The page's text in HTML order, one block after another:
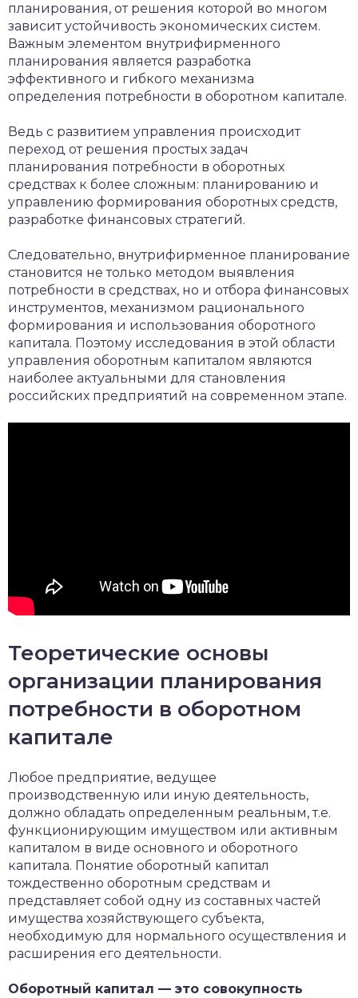
планирования, от решения которой во многом
зависит устойчивость экономических систем.
Важным элементом внутрифирменного
планирования является разработка
эффективного и гибкого механизма
определения потребности в оборотном капитале.
Ведь с развитием управления происходит
переход от решения простых задач
планирования потребности в оборотных
средствах к более сложным: планированию и
управлению формирования оборотных средств,
разработке финансовых стратегий.
Следовательно, внутрифирменное планирование
становится не только методом выявления
потребности в средствах, но и отбора финансовых
инструментов, механизмом рационального
формирования и использования оборотного
капитала. Поэтому исследования в этой области
управления оборотным капиталом являются
наиболее актуальными для становления
российских предприятий на современном этапе.
Теоретические основы
организации планирования
потребности в оборотном
капитале
Любое предприятие, ведущее
производственную или иную деятельность,
должно обладать определенным реальным, т.е.
функционирующим имуществом или активным
капиталом в виде основного и оборотного
капитала. Понятие оборотный капитал
тождественно оборотным средствам и
представляет собой одну из составных частей
имущества хозяйствующего субъекта,
необходимую для нормального осуществления и
расширения его деятельности.
Оборотный капитал — это совокупность